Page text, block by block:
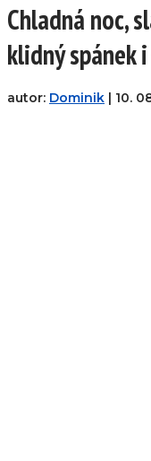
Chladná noc,
klidný spánek
autor: Dominik | 10.